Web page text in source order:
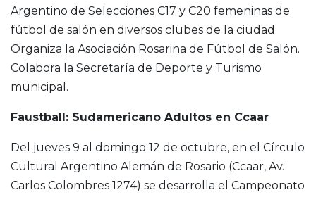
Argentino de Selecciones C17 y C20 femeninas de
fútbol de salón en diversos clubes de la ciudad.
Organiza la Asociación Rosarina de Fútbol de Salón.
Colabora la Secretaría de Deporte y Turismo
municipal.
Faustball: Sudamericano Adultos en Ccaar
Del jueves 9 al domingo 12 de octubre, en el Círculo
Cultural Argentino Alemán de Rosario (Ccaar, Av.
Carlos Colombres 1274) se desarrolla el Campeonato